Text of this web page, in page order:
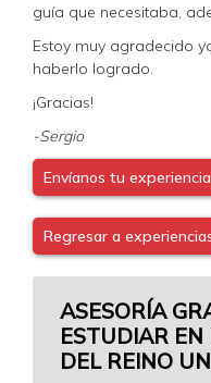
guía que necesitaba,
Estoy muy agradecido
haberlo logrado.
¡Gracias!
-Sergio
Envíanos tu
Regresar a
ASESORÍA
ESTUDIAR
DEL REINO